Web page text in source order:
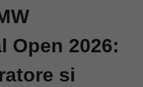
Open 2026:
si